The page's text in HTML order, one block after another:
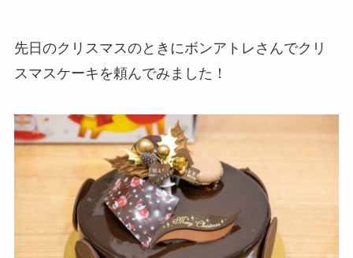
先日のクリスマスのときにボンアトレさんでクリ
スマスケーキを頼んでみました！